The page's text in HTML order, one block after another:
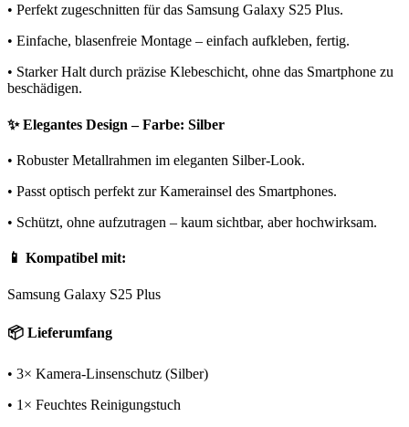
• Perfekt zugeschnitten für das Samsung Galaxy S25 Plus.
• Einfache, blasenfreie Montage – einfach aufkleben, fertig.
• Starker Halt durch präzise Klebeschicht, ohne das Smartphone zu
beschädigen.
✨ Elegantes Design – Farbe: Silber
• Robuster Metallrahmen im eleganten Silber-Look.
• Passt optisch perfekt zur Kamerainsel des Smartphones.
• Schützt, ohne aufzutragen – kaum sichtbar, aber hochwirksam.
📱 Kompatibel mit:
Samsung Galaxy S25 Plus
📦 Lieferumfang
• 3× Kamera-Linsenschutz (Silber)
• 1× Feuchtes Reinigungstuch